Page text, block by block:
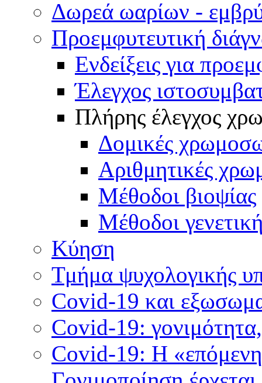
Δωρεά ωαρίων -
Προεμφυτευτική
Ενδείξεις για
Έλεγχος
Πλήρης έλεγχος
Δομικές
Αριθμητικές
Μέθοδοι βιοψίας
Mέθοδοι
Κύηση
Τμήμα ψυχολογικής
Covid-19 και
Covid-19:
Covid-19: Η